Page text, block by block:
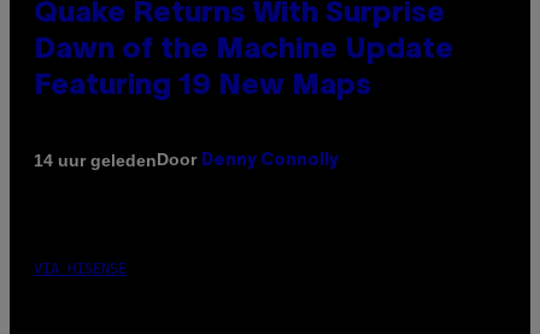
Quake Returns With Surprise
Dawn of the Machine Update
Featuring 19 New Maps
14 uur geledenDoor Denny Connolly
VIA HISENSE